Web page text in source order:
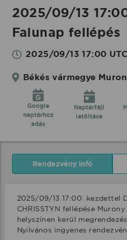
2025/09/13
Falunap fellépés
2025/09/13 17:00
Békés vármegye
Google
naptárhoz
adás
Naptárfájl
letöltése
Rendezvény infó
2025/09/13 17:00  kezdettel
CHRISSTYN fellépése
helyszínen kerül
Nyilvános ingyenes